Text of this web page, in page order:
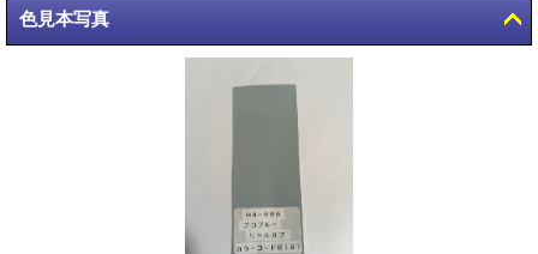
色見本写真